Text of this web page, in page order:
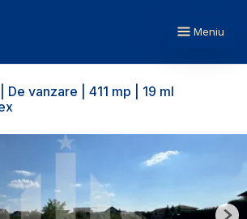
Meniu
De vanzare | 411 mp | 19 ml